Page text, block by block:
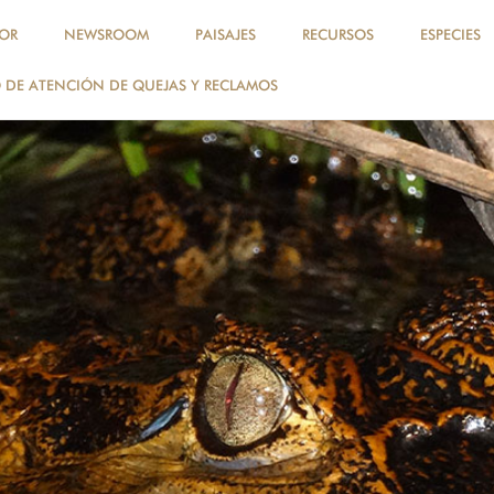
NEWSROOM PAISAJES RECURSOS ESPECIES
ATENCIÓN DE QUEJAS Y RECLAMOS